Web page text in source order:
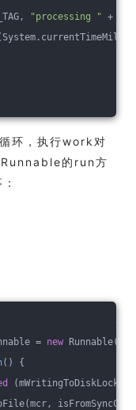
"processing " +
-
环，执行work对
的run方
= new Runnable() {
()
{
(mWritingToDiskLock) {